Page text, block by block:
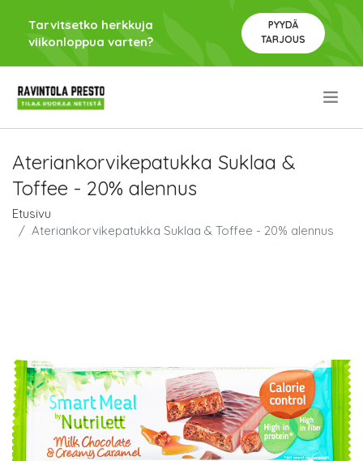
Tarvitsetko herkkuja
viikonloppua varten?
PYYDÄ
TARJOUS
Ateriankorvikepatukka Suklaa &
Toffee - 20% alennus
Etusivu
Ateriankorvikepatukka Suklaa & Toffee - 20% alennus